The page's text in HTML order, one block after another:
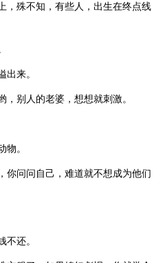
，殊不知，有些人，出生在终点线
来。
别人的老婆，想想就刺激。
。
你问问自己，难道就不想成为他们
还。